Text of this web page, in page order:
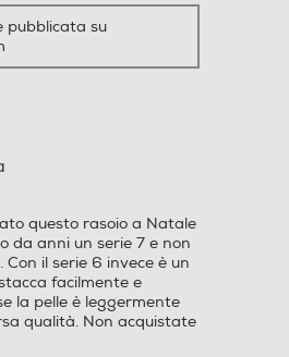
pubblicata su
questo rasoio a Natale
da anni un serie 7 e non
il serie 6 invece è un
facilmente e
la pelle è leggermente
qualità. Non acquistate